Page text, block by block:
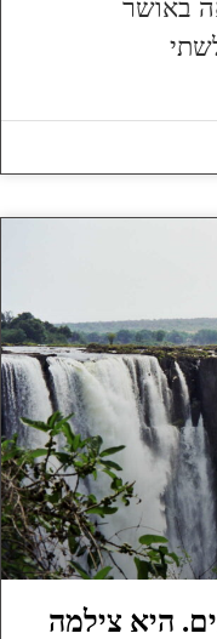
62, נשואה באושר
היא צילמה